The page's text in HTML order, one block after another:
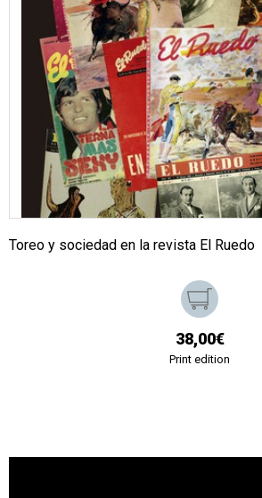
Toreo y sociedad en la revista El Ruedo
38,00€
Print edition